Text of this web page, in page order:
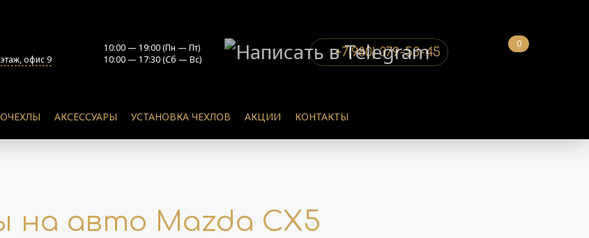
0
+7(980) 379-53-45
10:00 — 19:00 (Пн — Пт)
10:00 — 17:30 (Сб — Вс)
офис 9
АКСЕССУАРЫ УСТАНОВКА ЧЕХЛОВ АКЦИИ КОНТАКТЫ
на авто Mazda CX5